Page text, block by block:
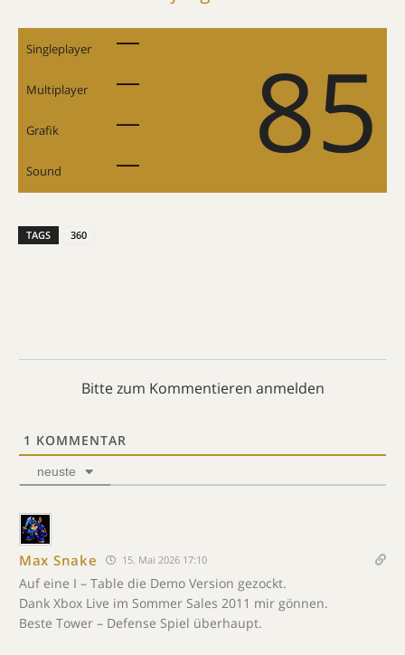
Singleplayer 85
Multiplayer
Grafik
Sound
TAGS 360
Bitte zum Kommentieren anmelden
1 KOMMENTAR
neuste
Max Snake 15. Mai 2026 17:10
Auf eine I – Table die Demo Version gezockt.
Dank Xbox Live im Sommer Sales 2011 mir gönnen.
Beste Tower – Defense Spiel überhaupt.